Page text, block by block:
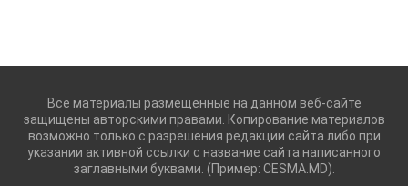
Все материалы размещенные на данном веб-сайте
защищены авторскими правами. Копирование материалов
возможно только с разрешения редакции сайта либо при
указании активной ссылки с название сайта написанного
заглавными буквами. (Пример: CESMA.MD).